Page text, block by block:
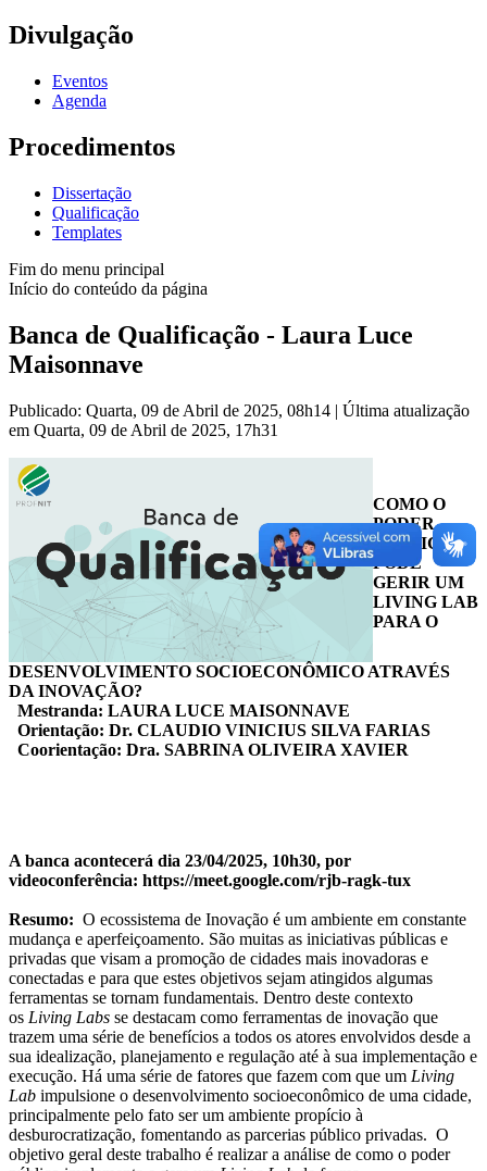
Divulgação
Eventos
Agenda
Procedimentos
Dissertação
Qualificação
Templates
Fim do menu principal
Início do conteúdo da página
Banca de Qualificação - Laura Luce
Maisonnave
Publicado: Quarta, 09 de Abril de 2025, 08h14 | Última atualização
em Quarta, 09 de Abril de 2025, 17h31
COMO O
PODER
PÚBLICO
PODE
GERIR UM
LIVING LAB
PARA O
DESENVOLVIMENTO SOCIOECONÔMICO ATRAVÉS
DA INOVAÇÃO?
Mestranda: LAURA LUCE MAISONNAVE
Orientação: Dr. CLAUDIO VINICIUS SILVA FARIAS
Coorientação: Dra. SABRINA OLIVEIRA XAVIER
A banca acontecerá dia 23/04/2025, 10h30, por
videoconferência: https://meet.google.com/rjb-ragk-tux
Resumo: O ecossistema de Inovação é um ambiente em constante
mudança e aperfeiçoamento. São muitas as iniciativas públicas e
privadas que visam a promoção de cidades mais inovadoras e
conectadas e para que estes objetivos sejam atingidos algumas
ferramentas se tornam fundamentais. Dentro deste contexto
os Living Labs se destacam como ferramentas de inovação que
trazem uma série de benefícios a todos os atores envolvidos desde a
sua idealização, planejamento e regulação até à sua implementação e
execução. Há uma série de fatores que fazem com que um Living
Lab impulsione o desenvolvimento socioeconômico de uma cidade,
principalmente pelo fato ser um ambiente propício à
desburocratização, fomentando as parcerias público privadas. O
objetivo geral deste trabalho é realizar a análise de como o poder